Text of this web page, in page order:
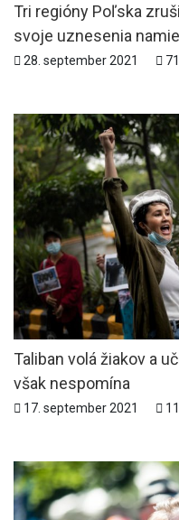
Tri regióny Poľska
svoje uznesenia
28. september 2021
Taliban volá žiakov a
však nespomína
17. september 2021